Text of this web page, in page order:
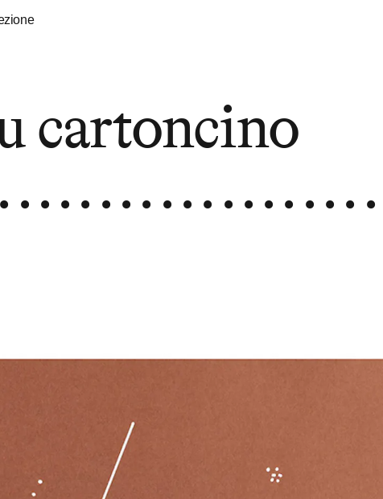
cartoncino